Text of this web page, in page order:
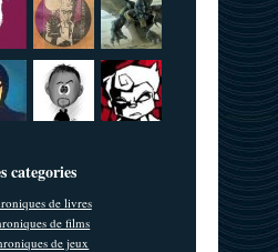
categories
de livres
de films
de jeux